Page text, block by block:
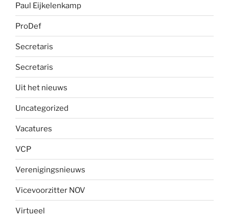
Paul Eijkelenkamp
ProDef
Secretaris
Secretaris
Uit het nieuws
Uncategorized
Vacatures
VCP
Verenigingsnieuws
Vicevoorzitter NOV
Virtueel